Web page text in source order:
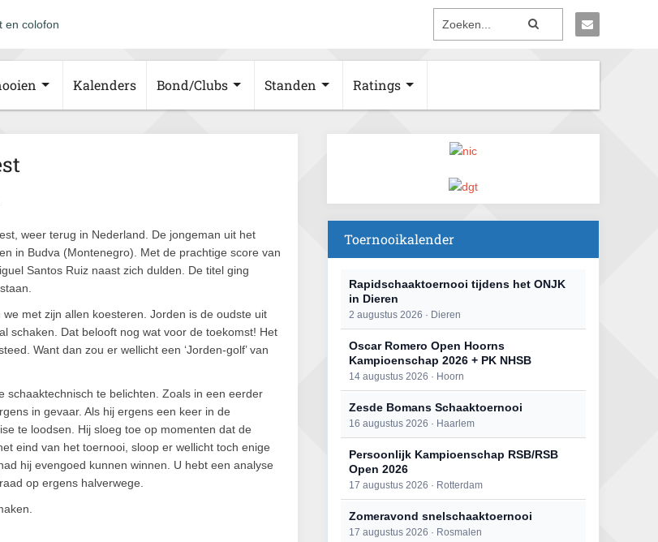
en colofon
Kalenders Bond/Clubs Standen Ratings
weer terug in Nederland. De jongeman uit het
in Budva (Montenegro). Met de prachtige score van
Santos Ruiz naast zich dulden. De titel ging
met zijn allen koesteren. Jorden is de oudste uit
schaken. Dat belooft nog wat voor de toekomst! Het
Want dan zou er wellicht een ‘Jorden-golf’ van
schaaktechnisch te belichten. Zoals in een eerder
in gevaar. Als hij ergens een keer in de
te loodsen. Hij sloeg toe op momenten dat de
eind van het toernooi, sloop er wellicht toch enige
hij evengoed kunnen winnen. U hebt een analyse
op ergens halverwege.
Toernooikalender
Rapidschaaktoernooi tijdens het ONJK
in Dieren
2 augustus 2026 · Dieren
Oscar Romero Open Hoorns
Kampioenschap 2026 + PK NHSB
14 augustus 2026 · Hoorn
Zesde Bomans Schaaktoernooi
16 augustus 2026 · Haarlem
Persoonlijk Kampioenschap RSB/RSB
Open 2026
17 augustus 2026 · Rotterdam
Zomeravond snelschaaktoernooi
17 augustus 2026 · Rosmalen